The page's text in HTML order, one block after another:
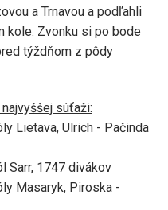
a Trnavou a podľahli
kole. Zvonku si po bode
týždňom z pôdy
súťaži:
Lietava, Ulrich - Pačinda
Sarr, 1747 divákov
Masaryk, Piroska -